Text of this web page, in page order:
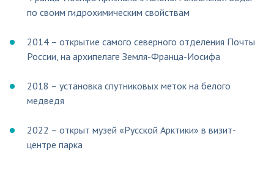
по своим гидрохимическим свойствам
2014 – открытие самого северного отделения Почты
России, на архипелаге Земля-Франца-Иосифа
2018 – установка спутниковых меток на белого
медведя
2022 – открыт музей «Русской Арктики» в визит-
центре парка